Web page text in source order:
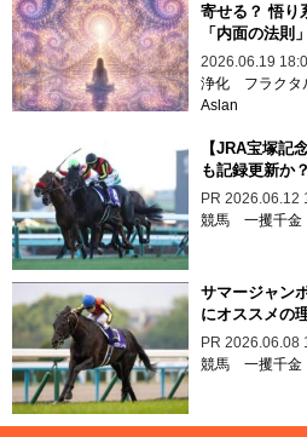
寄せる？ 悟り
「内面の法則」
2026.06.19
浄化
フラク
Aslan
【JRA宝塚記
も記録更新か
PR 2026.06.12
競馬 一攫千金
サマージャン
にオススメの
PR 2026.06.08
競馬 一攫千金